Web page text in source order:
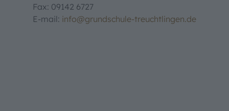
Fax: 09142 6727
E-mail: info@grundschule-treuchtlingen.de